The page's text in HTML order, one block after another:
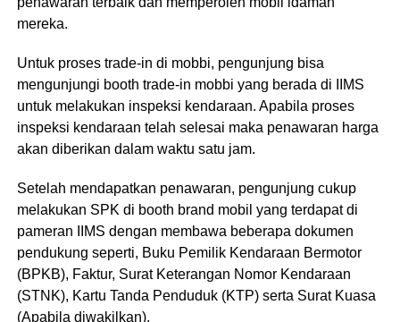
mereka.
Untuk proses trade-in di mobbi, pengunjung bisa
mengunjungi booth trade-in mobbi yang berada di IIMS
untuk melakukan inspeksi kendaraan. Apabila proses
inspeksi kendaraan telah selesai maka penawaran harga
akan diberikan dalam waktu satu jam.
Setelah mendapatkan penawaran, pengunjung cukup
melakukan SPK di booth brand mobil yang terdapat di
pameran IIMS dengan membawa beberapa dokumen
pendukung seperti, Buku Pemilik Kendaraan Bermotor
(BPKB), Faktur, Surat Keterangan Nomor Kendaraan
(STNK), Kartu Tanda Penduduk (KTP) serta Surat Kuasa
(Apabila diwakilkan).